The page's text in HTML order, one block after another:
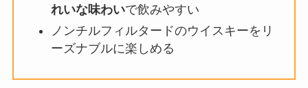
れいな味わいで飲みやすい
ノンチルフィルタードのウイスキーをリ
ーズナブルに楽しめる